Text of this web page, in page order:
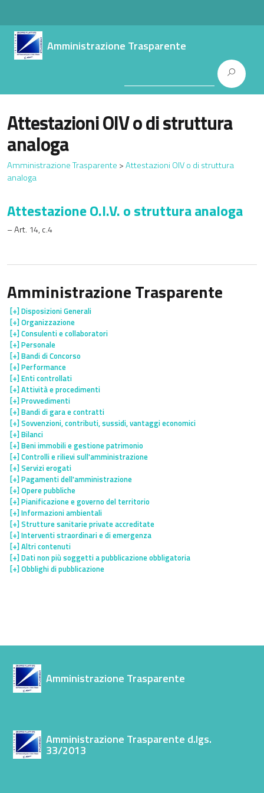
Amministrazione Trasparente
Attestazioni OIV o di struttura
analoga
Amministrazione Trasparente >Attestazioni OIV o di struttura
analoga
Attestazione O.I.V. o struttura analoga
– Art. 14, c.4
Amministrazione Trasparente
[+]Disposizioni Generali
[+]Organizzazione
[+]Consulenti e collaboratori
[+]Personale
[+]Bandi di Concorso
[+]Performance
[+]Enti controllati
[+]Attività e procedimenti
[+]Provvedimenti
[+]Bandi di gara e contratti
[+]Sovvenzioni, contributi, sussidi, vantaggi economici
[+]Bilanci
[+]Beni immobili e gestione patrimonio
[+]Controlli e rilievi sull'amministrazione
[+]Servizi erogati
[+]Pagamenti dell'amministrazione
[+]Opere pubbliche
[+]Pianificazione e governo del territorio
[+]Informazioni ambientali
[+]Strutture sanitarie private accreditate
[+]Interventi straordinari e di emergenza
[+]Altri contenuti
[+]Dati non più soggetti a pubblicazione obbligatoria
[+]Obblighi di pubblicazione
Amministrazione Trasparente
Amministrazione Trasparente d.lgs.
33/2013